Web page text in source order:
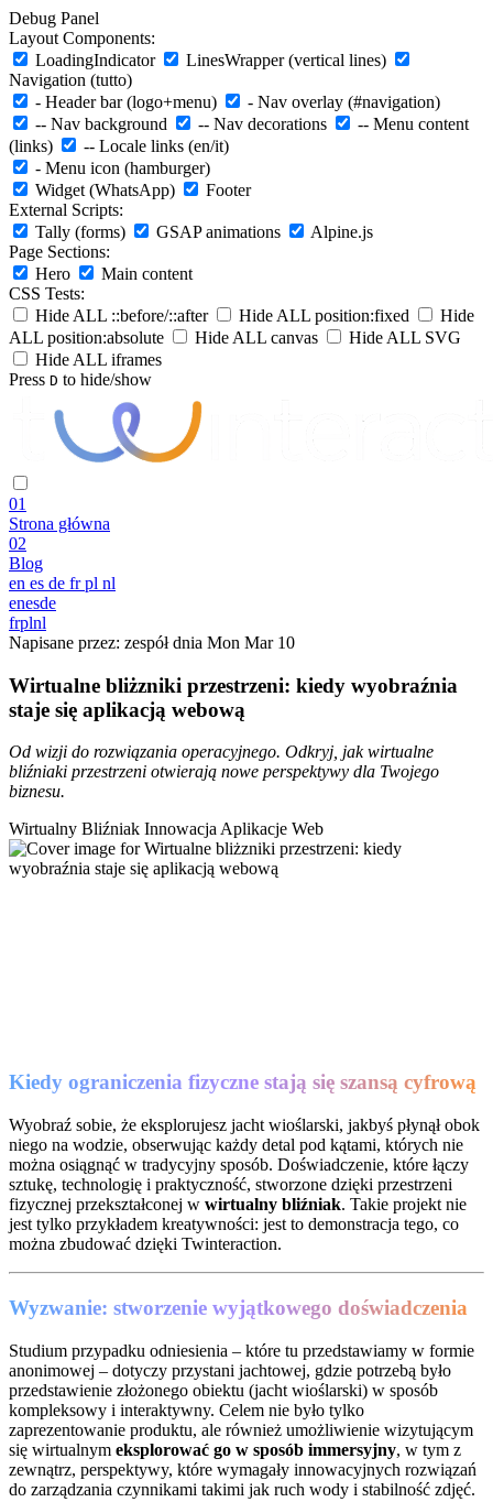
Debug Panel
Layout Components:
LoadingIndicator
LinesWrapper (vertical lines)
Navigation (tutto)
- Header bar (logo+menu)
- Nav overlay (#navigation)
-- Nav background
-- Nav decorations
-- Menu content
(links)
-- Locale links (en/it)
- Menu icon (hamburger)
Widget (WhatsApp)
Footer
External Scripts:
Tally (forms)
GSAP animations
Alpine.js
Page Sections:
Hero
Main content
CSS Tests:
Hide ALL ::before/::after
Hide ALL position:fixed
Hide
ALL position:absolute
Hide ALL canvas
Hide ALL SVG
Hide ALL iframes
Press D to hide/show
01
Strona główna
02
Blog
en es de fr pl nl
enesde
frplnl
Napisane przez: zespół dnia Mon Mar 10
Wirtualne bliżzniki przestrzeni: kiedy wyobraźnia
staje się aplikacją webową
Od wizji do rozwiązania operacyjnego. Odkryj, jak wirtualne
bliźniaki przestrzeni otwierają nowe perspektywy dla Twojego
biznesu.
Wirtualny Bliźniak InnowacjaAplikacje Web
Kiedy ograniczenia fizyczne stają się szansą cyfrową
Wyobraź sobie, że eksplorujesz jacht wioślarski, jakbyś płynął obok
niego na wodzie, obserwując każdy detal pod kątami, których nie
można osiągnąć w tradycyjny sposób. Doświadczenie, które łączy
sztukę, technologię i praktyczność, stworzone dzięki przestrzeni
fizycznej przekształconej w wirtualny bliźniak. Takie projekt nie
jest tylko przykładem kreatywności: jest to demonstracja tego, co
można zbudować dzięki Twinteraction.
Wyzwanie: stworzenie wyjątkowego doświadczenia
Studium przypadku odniesienia – które tu przedstawiamy w formie
anonimowej – dotyczy przystani jachtowej, gdzie potrzebą było
przedstawienie złożonego obiektu (jacht wioślarski) w sposób
kompleksowy i interaktywny. Celem nie było tylko
zaprezentowanie produktu, ale również umożliwienie wizytującym
się wirtualnym eksplorować go w sposób immersyjny, w tym z
zewnątrz, perspektywy, które wymagały innowacyjnych rozwiązań
do zarządzania czynnikami takimi jak ruch wody i stabilność zdjęć.